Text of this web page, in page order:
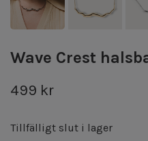
Wave Crest
499 kr
Tillfälligt slut i lager